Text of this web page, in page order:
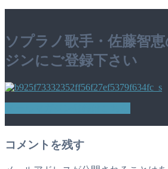
ソプラノ歌手・佐藤智
ジンにご登録下さい
コメントを残す